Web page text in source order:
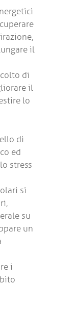
il
di
il
lo
di
ed
stress
si
su
un
i